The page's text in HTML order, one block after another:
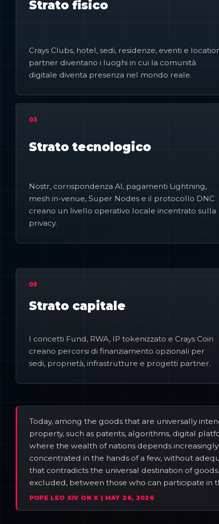
Strato fisico
Crays Clubs, hotel, sedi, residenze, eventi e
partner diventano i luoghi in cui la comunità
digitale diventa presenza nel mondo reale.
03
Strato tecnologico
Nostr, corrispondenza AI, pagamenti Lightning,
mesh in-venue, Super Nodes e il protocollo DNC
creano un livello operativo locale incentrato sulla
privacy.
05
Strato capitale
I concetti Fund, RWA, IP tokenizzato e Crays Coin
creano percorsi di finanziamento opzionali per
sedi, proprietà, infrastrutture e progetti partner.
Today, among the goods that are universally
property, such as patents, algorithms, digital
where the wealth of nations depends
concentrated in the hands of a few, without
that contradicts the universal destination of
excluded, between those who can participate in
POPE LEO XIV ON X | MAY 26, 2026